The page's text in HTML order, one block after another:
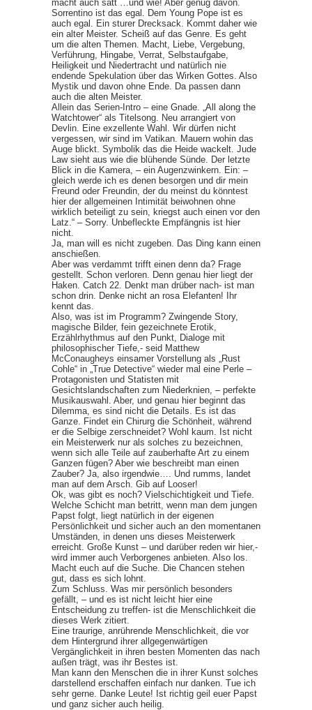
macht auch satt …und wie! Aber genug davon.
Sorrentino ist das egal. Dem Young Pope ist es
auch egal. Ein sturer Drecksack. Kommt daher wie
ein alter Meister. Scheiß auf das Genre. Es geht
um die alten Themen. Macht, Liebe, Vergebung,
Verführung, Hingabe, Verrat, Selbstaufgabe,
Heiligkeit und Niedertracht und natürlich nie
endende Spekulation über das Wirken Gottes. Also
Mystik und davon ohne Ende. Da passen dann
auch die alten Meister.
Allein das Serien-Intro – eine Gnade. „All along the
Watchtower“ als Titelsong. Neu arrangiert von
Devlin. Eine exzellente Wahl. Wir dürfen nicht
vergessen, wir sind im Vatikan. Mauern wohin das
Auge blickt. Symbolik das die Heide wackelt. Jude
Law sieht aus wie die blühende Sünde. Der letzte
Blick in die Kamera, – ein Augenzwinkern. Ein: –
gleich werde ich es denen besorgen und dir mein
Freund oder Freundin, der du meinst du könntest
hier der allgemeinen Intimität beiwohnen ohne
wirklich beteiligt zu sein, kriegst auch einen vor den
Latz.“ – Sorry. Unbefleckte Empfängnis ist hier
nicht.
Ja, man will es nicht zugeben. Das Ding kann einen
anschießen.
Aber was verdammt trifft einen denn da? Frage
gestellt. Schon verloren. Denn genau hier liegt der
Haken. Catch 22. Denkt man drüber nach- ist man
schon drin. Denke nicht an rosa Elefanten! Ihr
kennt das.
Also, was ist im Programm? Zwingende Story,
magische Bilder, fein gezeichnete Erotik,
Erzählrhythmus auf den Punkt, Dialoge mit
philosophischer Tiefe,- seid Matthew
McConaugheys einsamer Vorstellung als „Rust
Cohle“ in „True Detective“ wieder mal eine Perle –
Protagonisten und Statisten mit
Gesichtslandschaften zum Niederknien, – perfekte
Musikauswahl. Aber, und genau hier beginnt das
Dilemma, es sind nicht die Details. Es ist das
Ganze. Findet ein Chirurg die Schönheit, während
er die Selbige zerschneidet? Wohl kaum. Ist nicht
ein Meisterwerk nur als solches zu bezeichnen,
wenn sich alle Teile auf zauberhafte Art zu einem
Ganzen fügen? Aber wie beschreibt man einen
Zauber? Ja, also irgendwie…. Und rumms, landet
man auf dem Arsch. Gib auf Looser!
Ok, was gibt es noch? Vielschichtigkeit und Tiefe.
Welche Schicht man betritt, wenn man dem jungen
Papst folgt, liegt natürlich in der eigenen
Persönlichkeit und sicher auch an den momentanen
Umständen, in denen uns dieses Meisterwerk
erreicht. Große Kunst – und darüber reden wir hier,-
wird immer auch Verborgenes anbieten. Also los.
Macht euch auf die Suche. Die Chancen stehen
gut, dass es sich lohnt.
Zum Schluss. Was mir persönlich besonders
gefällt, – und es ist nicht leicht hier eine
Entscheidung zu treffen- ist die Menschlichkeit die
dieses Werk zitiert.
Eine traurige, anrührende Menschlichkeit, die vor
dem Hintergrund ihrer allgegenwärtigen
Vergänglichkeit in ihren besten Momenten das nach
außen trägt, was ihr Bestes ist.
Man kann den Menschen die in ihrer Kunst solches
darstellend erschaffen einfach nur danken. Tue ich
sehr gerne. Danke Leute! Ist richtig geil euer Papst
und ganz sicher auch heilig.